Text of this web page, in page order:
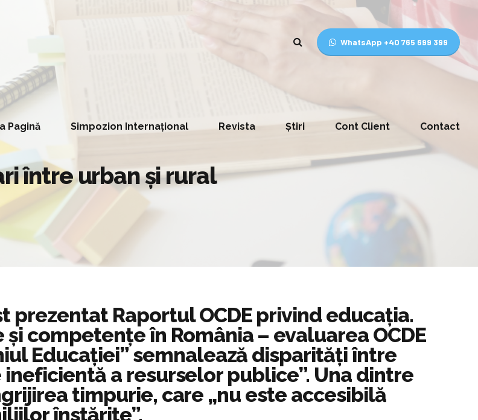
WhatsApp +40 765 699 399
Pagină Simpozion Internațional Revista Știri Cont Client Contact
între urban şi rural
prezentat Raportul OCDE privind educaţia.
competenţe în România – evaluarea OCDE
Educaţiei” semnalează disparităţi între
a resurselor publice”. Una dintre
timpurie, care „nu este accesibilă
înstărite”.